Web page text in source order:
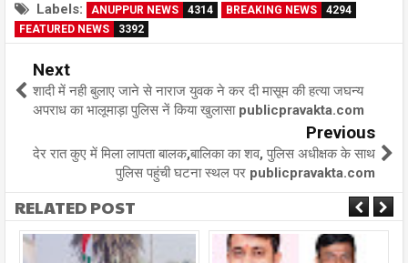
Labels: ANUPPUR NEWS 4314 BREAKING NEWS
4294
FEATURED NEWS
3392
Next
शादी में नही बुलाए जाने से नाराज युवक ने कर दी मासूम की हत्या जघन्य
अपराध का भालूमाड़ा पुलिस नें किया खुलासा publicpravakta.com
Previous
देर रात कुए में मिला लापता बालक,बालिका का शव, पुलिस अधीक्षक के साथ
पुलिस पहुंची घटना स्थल पर publicpravakta.com
RELATED POST